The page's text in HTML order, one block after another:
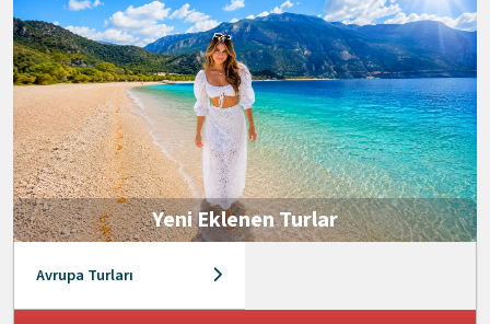
Yeni Eklenen Turlar
Avrupa Turları